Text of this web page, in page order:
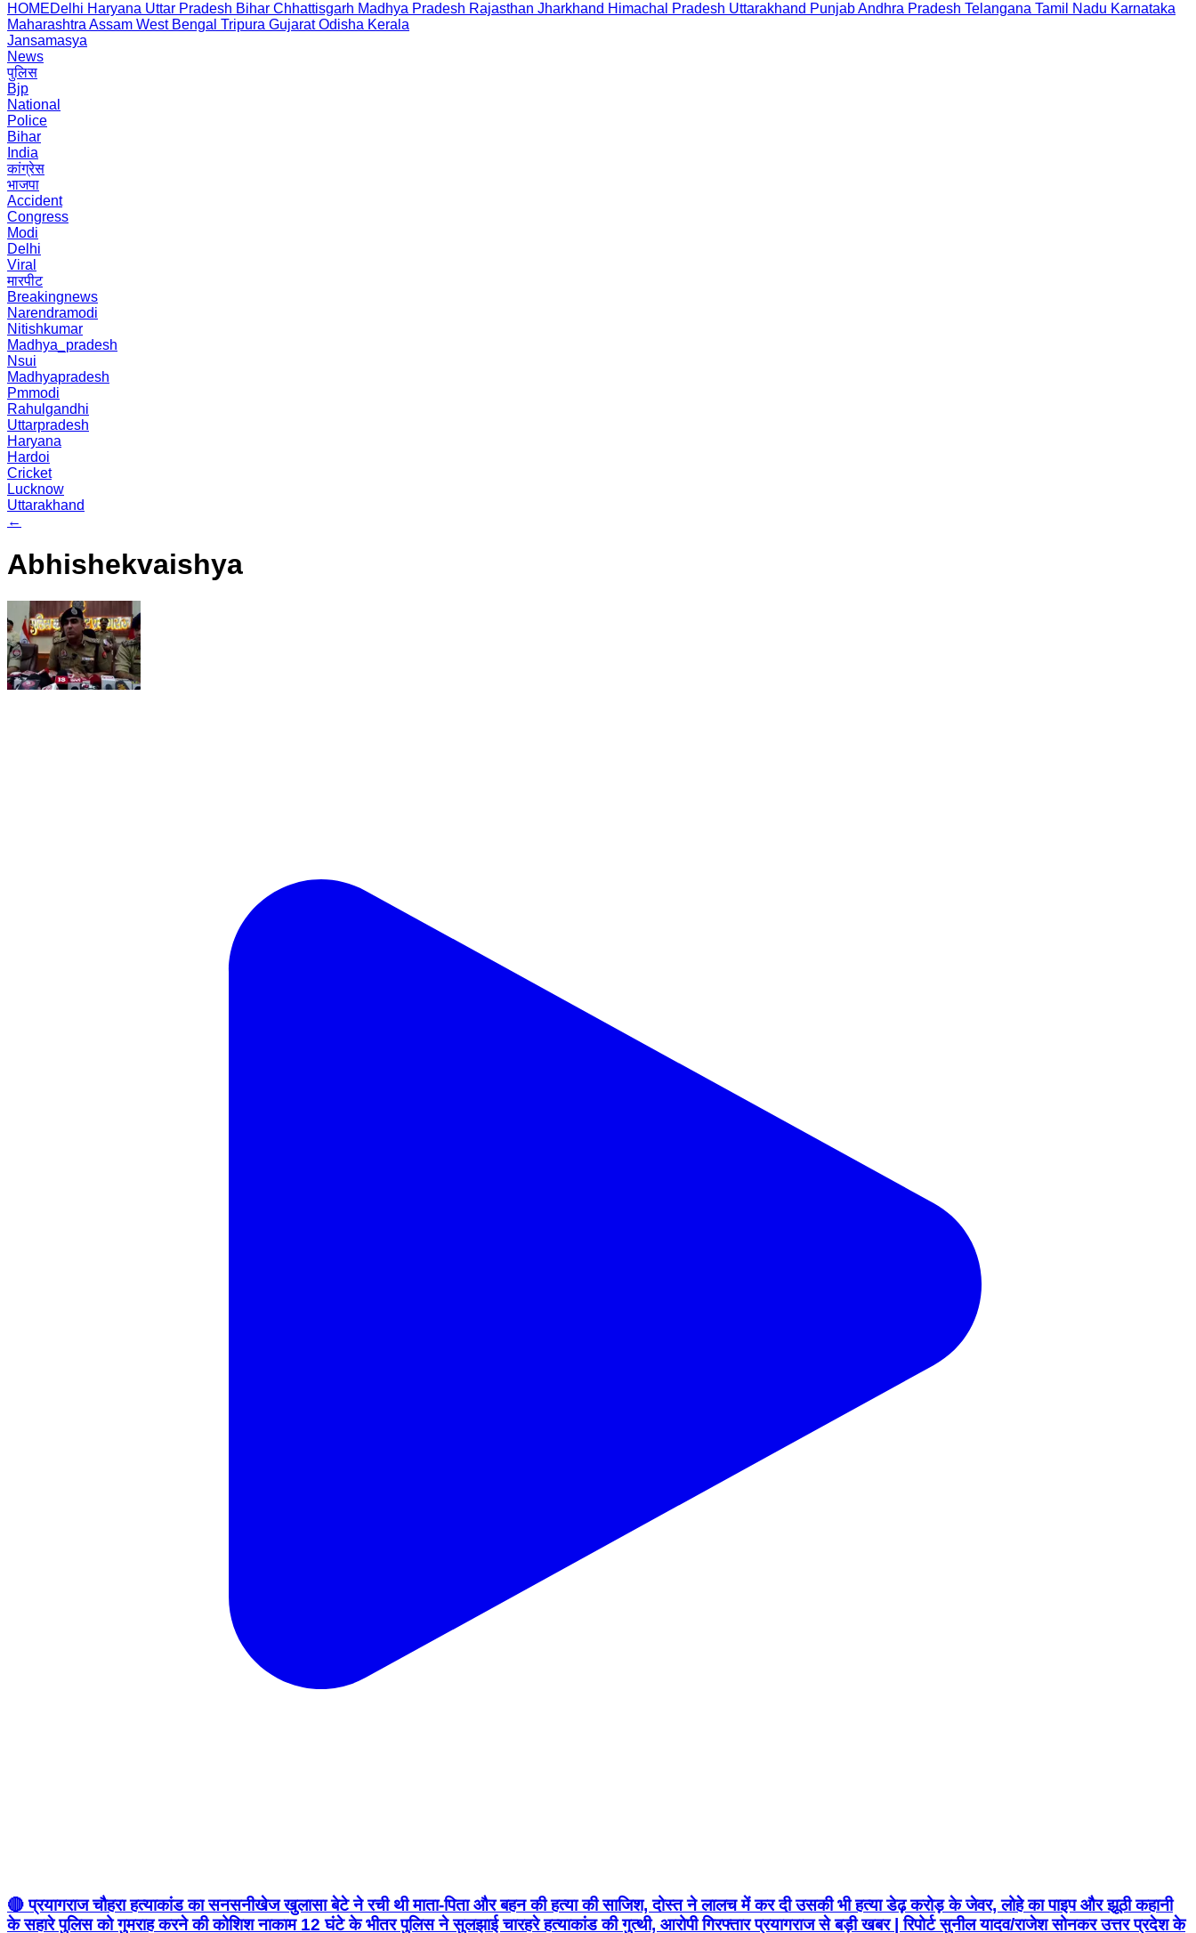
HOMEDelhi Haryana Uttar Pradesh Bihar Chhattisgarh Madhya Pradesh Rajasthan Jharkhand Himachal Pradesh Uttarakhand PunjabAndhra Pradesh Telangana Tamil Nadu Karnataka
Maharashtra Assam West Bengal Tripura Gujarat Odisha Kerala
Jansamasya
News
पुलिस
Bjp
National
Police
Bihar
India
कांग्रेस
भाजपा
Accident
Congress
Modi
Delhi
Viral
मारपीट
Breakingnews
Narendramodi
Nitishkumar
Madhya_pradesh
Nsui
Madhyapradesh
Pmmodi
Rahulgandhi
Uttarpradesh
Haryana
Hardoi
Cricket
Lucknow
Uttarakhand
←
Abhishekvaishya
🔴 प्रयागराज चौहरा हत्याकांड का सनसनीखेज खुलासा बेटे ने रची थी माता-पिता और बहन की हत्या की साजिश, दोस्त ने लालच में कर दी उसकी भी हत्या डेढ़ करोड़ के जेवर, लोहे का पाइप और झूठी कहानी
के सहारे पुलिस को गुमराह करने की कोशिश नाकाम 12 घंटे के भीतर पुलिस ने सुलझाई चारहरे हत्याकांड की गुत्थी, आरोपी गिरफ्तार प्रयागराज से बड़ी खबर | रिपोर्ट सुनील यादव/राजेश सोनकर उत्तर प्रदेश के